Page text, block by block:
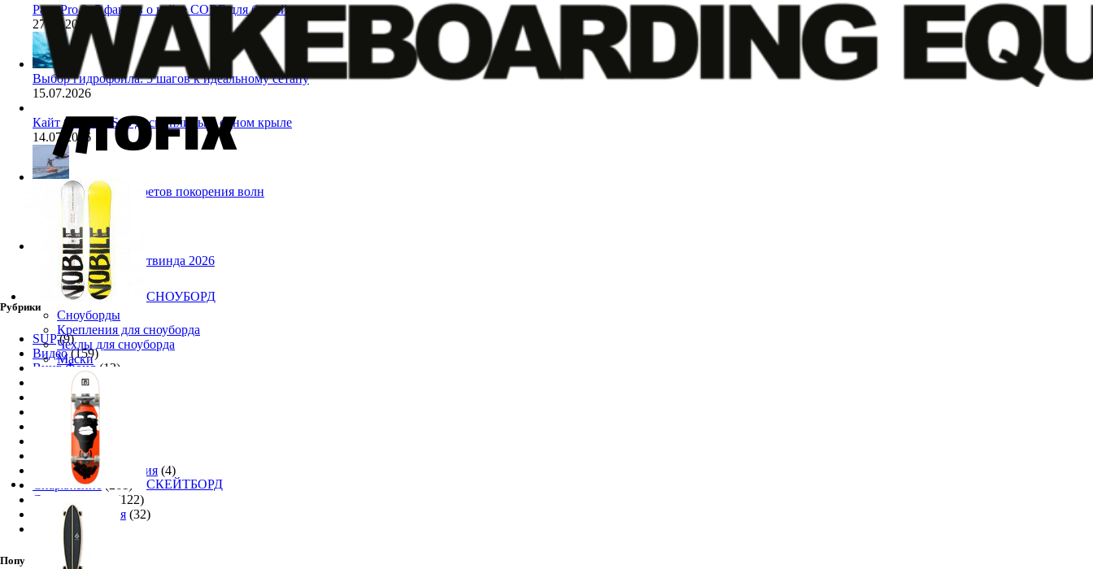
СНОУБОРД
Сноуборды
Крепления для сноуборда
Чехлы для сноуборда
Маски
СКЕЙТБОРД
Pace Pro 2: 5 фактов о кайте CORE для биг-эйра
27.07.2026
Выбор гидрофойла: 5 шагов к идеальному сетапу
15.07.2026
Кайт Core NXS: 3 дисциплины в одном крыле
14.07.2026
Ranja Schlotte: 5 секретов покорения волн
13.07.2026
Снаряжение для лайтвинда 2026
10.07.2026
Рубрики
SUP(9)
Видео(159)
Винг Фоил (12)
Кайт-Туризм
(51)
Музыка(2)
Мысли вслух
Новости (512)
Поездки(170)
Правила и требования (4)
Снаряжение
Соревнования
(122)
Техника катания (32)
(133)
Популярные товары